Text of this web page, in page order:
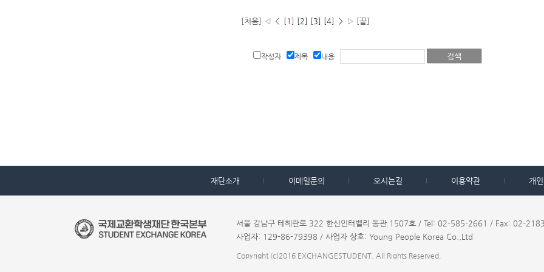
[처음] ◁ ＜ [ 1 ] [2] [3] [4] ＞ ▷ [끝]
작성자 제목 내용
재단소개 이메일문의 오시는길 이용약관 개
서울 강남구 테헤란로 322 한신인터벨리 동관 1507호 / Tel: 02-585-2661 / Fax: 02-
사업자: 129-86-79398 / 사업자 상호: Young People Korea Co.,Ltd
Copyright (c)2016 EXCHANGESTUDENT. All Rights Reserved.